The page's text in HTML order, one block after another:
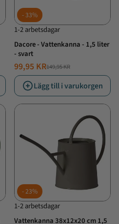
33%
1-2 arbetsdagar
Dacore - Vattenkanna - 1,5 liter
- svart
NORMALT
PRIS
149,95 KR
ERBJUDANDE
PRIS
99,95 KR
Lägg till i varukorgen
23%
1-2 arbetsdagar
Vattenkanna 38x12x20 cm 1,5